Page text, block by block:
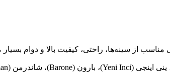
از سینه‌ها، راحتی، کیفیت بالا و دوام